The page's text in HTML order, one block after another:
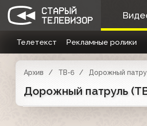
Телетекст Рекламные ролики
Архив ТВ-6 Дорожный
Дорожный патруль